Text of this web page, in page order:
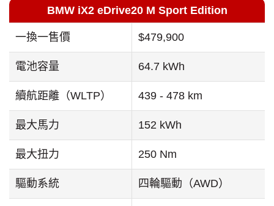
BMW iX2 eDrive20 M Sport Edition
一換一售價 $479,900
電池容量 64.7 kWh
續航距離（WLTP） 439 - 478 km
最大馬力 152 kWh
最大扭力 250 Nm
驅動系統 四輪驅動（AWD）